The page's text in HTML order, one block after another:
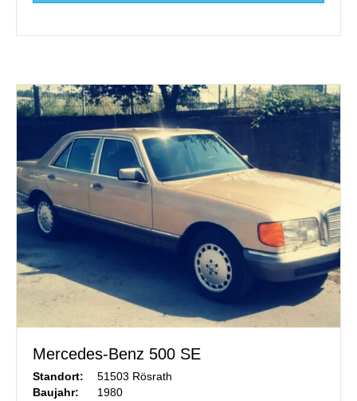
Mercedes-Benz 500 SE
Standort:
51503 Rösrath
Baujahr:
1980